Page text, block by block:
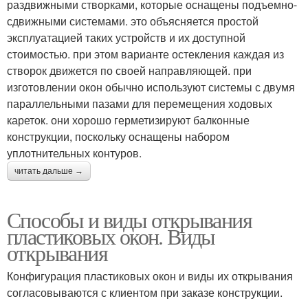
раздвижными створками, которые оснащены подъемно-
сдвижными системами. это объясняется простой
эксплуатацией таких устройств и их доступной
стоимостью. при этом варианте остекления каждая из
створок движется по своей направляющей. при
изготовлении окон обычно используют системы с двумя
параллельными пазами для перемещения ходовых
кареток. они хорошо герметизируют балконные
конструкции, поскольку оснащены набором
уплотнительных контуров.
читать дальше →
Способы и виды открывания
пластиковых окон. Виды
открывания
Конфигурация пластиковых окон и виды их открывания
согласовываются с клиентом при заказе конструкции.